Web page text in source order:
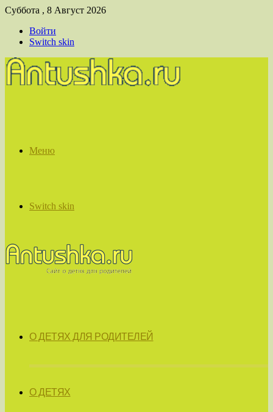
Суббота , 8 Август 2026
Войти
Switch skin
Меню
Switch skin
О ДЕТЯХ ДЛЯ РОДИТЕЛЕЙ
О ДЕТЯХ